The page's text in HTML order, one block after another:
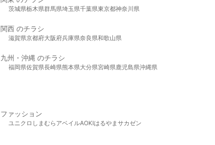
茨城県栃木県群馬県埼玉県千葉県東京都神奈川県
関西 のチラシ
滋賀県京都府大阪府兵庫県奈良県和歌山県
九州・沖縄 のチラシ
福岡県佐賀県長崎県熊本県大分県宮崎県鹿児島県沖縄県
ファッション
ユニクロ しまむら アベイルAOKIはるやま サカゼン